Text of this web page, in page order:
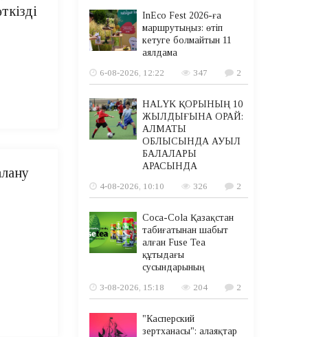
InEco Fest 2026-ға
маршрутыңыз: өтіп
кетуге болмайтын 11
аялдама
6-08-2026, 12:22
347 2
HALYK ҚОРЫНЫҢ 10
ЖЫЛДЫҒЫНА ОРАЙ:
АЛМАТЫ
ОБЛЫСЫНДА АУЫЛ
БАЛАЛАРЫ
АРАСЫНДА
4-08-2026, 10:10
326 2
Coca-Cola Қазақстан
табиғатынан шабыт
алған Fuse Tea
құтыдағы
сусындарының
3-08-2026, 15:18
204 2
"Касперский
зертханасы": алаяқтар